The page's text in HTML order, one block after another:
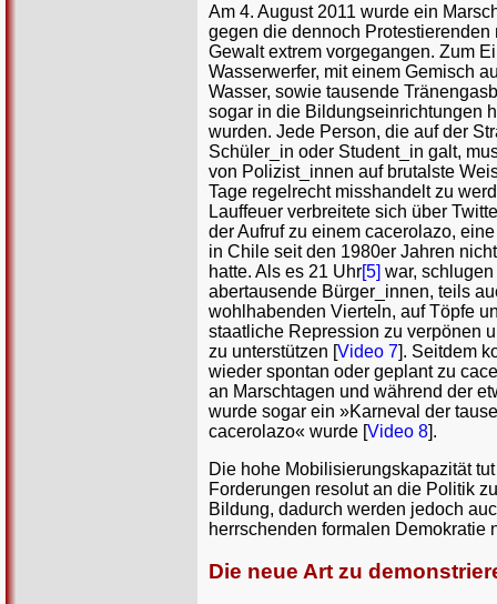
Am 4. August 2011 wurde ein
gegen die dennoch Protestierenden
Gewalt extrem vorgegangen. Zum
Wasserwerfer, mit einem Gemisch
Wasser, sowie tausende
sogar in die Bildungseinrichtungen
wurden. Jede Person, die auf der
Schüler_in oder Student_in galt,
von Polizist_innen auf brutalste
Tage regelrecht misshandelt zu
Lauffeuer verbreitete sich über
der Aufruf zu einem cacerolazo,
in Chile seit den 1980er Jahren
hatte. Als es 21 Uhr[5] war,
abertausende Bürger_innen, teils
wohlhabenden Vierteln, auf Töpfe
staatliche Repression zu verpönen
zu unterstützen [Video 7]. Seitdem
wieder spontan oder geplant zu
an Marschtagen und während der
wurde sogar ein »Karneval der
cacerolazo« wurde [Video 8].
Die hohe Mobilisierungskapazität
Forderungen resolut an die Politik
Bildung, dadurch werden jedoch
herrschenden formalen Demokratie
Die neue Art zu